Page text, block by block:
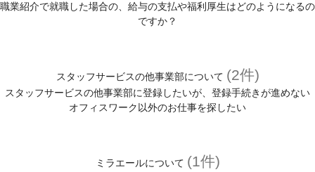
職業紹介で就職した場合の、給与の支払や福利厚生はどのようになるの
ですか？
スタッフサービスの他事業部について (2件)
スタッフサービスの他事業部に登録したいが、登録手続きが進めない
オフィスワーク以外のお仕事を探したい
ミラエールについて (1件)